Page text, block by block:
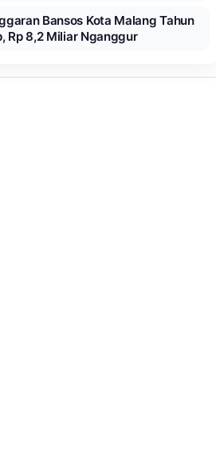
Bansos Kota Malang Tahun
Rp 8,2 Miliar Nganggur